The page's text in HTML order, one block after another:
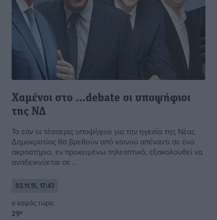
Xαμένοι στο …debate οι υποψήφιοι
της ΝΔ
Το εάν οι τέσσερις υποψήφιοι για την ηγεσία της Νέας
Δημοκρατίας θα βρεθούν από κοινού απέναντι σε ένα
ακροατήριο, εν προκειμένω τηλεοπτικό, εξακολουθεί να
αναδεικνύεται σε ...
02.11.15, 17:43
o καιρός τώρα:
29°